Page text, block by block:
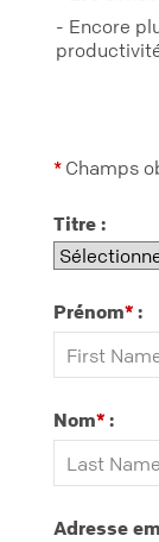
- Encore
* Champs
Titre :
Prénom* :
Nom* :
Adresse